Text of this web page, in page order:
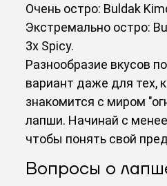
Очень остро: Buldak
Экстремально остро:
3x Spicy.
Разнообразие вкусов
вариант даже для тех,
знакомится с миром
лапши. Начинай с
чтобы понять свой
Вопросы о